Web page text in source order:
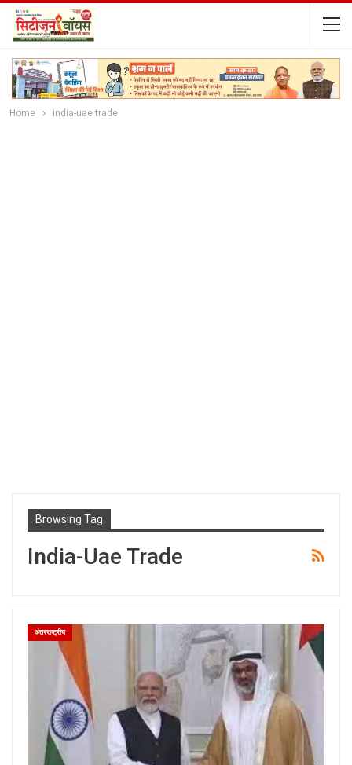
Home india-uae trade
Browsing Tag
India-Uae Trade
अंतरराष्ट्रीय